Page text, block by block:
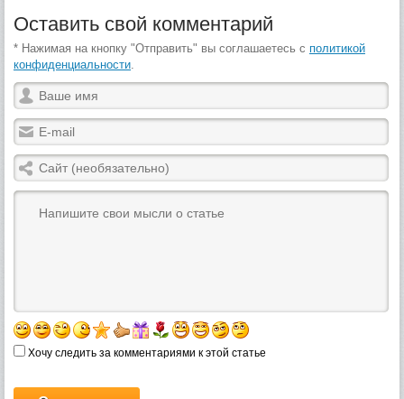
Оставить свой комментарий
* Нажимая на кнопку "Отправить" вы соглашаетесь с политикой
конфиденциальности.
Хочу следить за комментариями к этой статье